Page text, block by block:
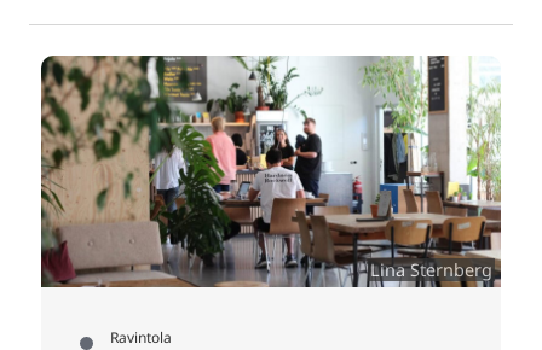
Lina Sternberg
Ravintola